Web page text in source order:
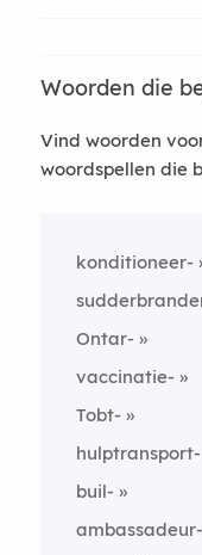
Woorden die
Vind woorden
woordspellen die
konditioneer-
Ontar-
vaccinatie-
Tobt-
hulptransport-
buil-
ambassadeur-